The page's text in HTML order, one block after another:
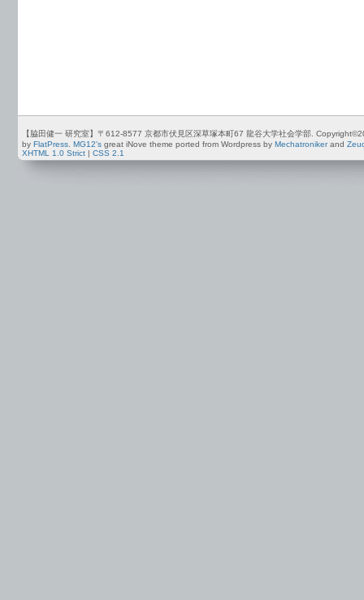
【脇田健一 研究室】〒612-8577 京都市伏見区深草塚本町67 龍谷大学社会学部.
by FlatPress. MG12's great iNove theme ported from Wordpress by Mechatronikerand
XHTML 1.0 Strict
CSS 2.1